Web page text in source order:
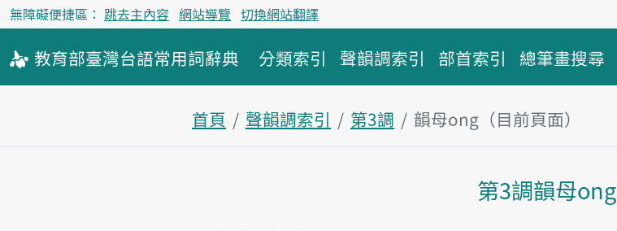
無障礙便捷區： 跳去主內容 網站導覽 切換網站翻譯
教育部臺灣台語常用詞辭典 分類索引 聲韻調索引 部首索引 總筆畫搜尋
首頁 聲韻調索引 第3調
韻母ong（目前頁面）
第3調韻母ong